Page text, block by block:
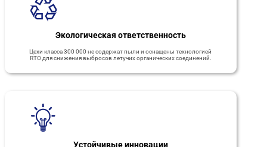
Экологическая ответственность
Цехи класса 300 000 не содержат пыли и оснащены технологией
RTO для снижения выбросов летучих органических соединений.
Устойчивые инновации